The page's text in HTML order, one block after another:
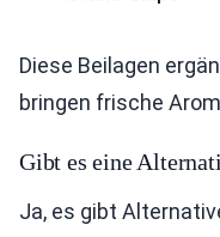
Diese Beilagen
bringen frische
Gibt es eine
Ja, es gibt